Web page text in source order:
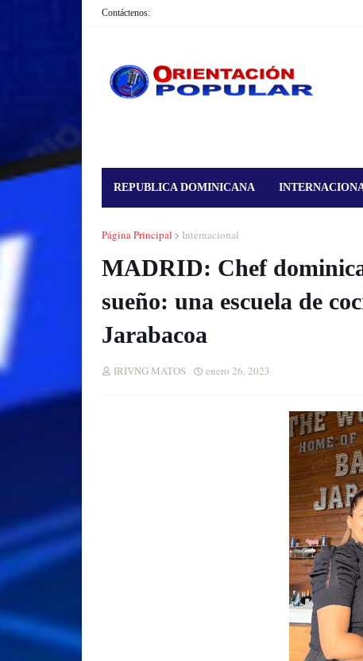
Contáctenos:
REPUBLICA DOMINICANA
Página Principal Internacional
MADRID: Chef
sueño: una escuela de
Jarabacoa
IRIVNG MATOS enero 26, 2023